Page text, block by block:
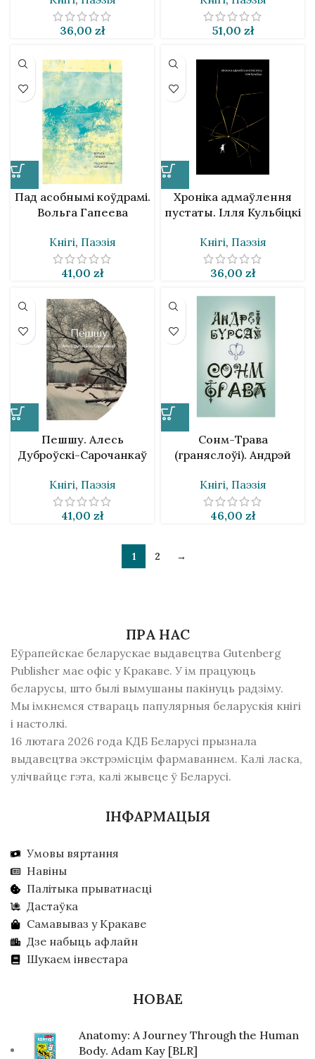
36,00 zł 51,00 zł
Пад асобнымі коўдрамі.
Вольга Гапеева
Кнігі, Паэзія
41,00 zł
Хроніка адмаўлення
пустаты. Ілля Кульбіцкі
Кнігі, Паэзія
36,00 zł
Пешшу. Алесь
Дуброўскі-Сарочанкаў
Кнігі, Паэзія
41,00 zł
Сонм-Трава
(граняслоўі). Андрэй
Кнігі, Паэзія
46,00 zł
1 2 →
ПРА НАС
Еўрапейскае беларускае выдавецтва Gutenberg
Publisher мае офіс у Кракаве. У ім працуюць
беларусы, што былі вымушаны пакінуць радзiму.
Мы імкнемся ствараць папулярныя беларускія кнігі
і настолкі.
16 лютага 2026 года КДБ Беларусі прызнала
выдавецтва экстрэмісцім фармаваннем. Калі ласка,
улічвайце гэта, калі жывеце ў Беларусі.
ІНФАРМАЦЫЯ
Умовы вяртання
Навіны
Палітыка прыватнасці
Дастаўка
Самавываз у Кракаве
Дзе набыць афлайн
Шукаем інвестара
НОВАЕ
Anatomy: A Journey Through the Human
Body. Adam Kay [BLR]